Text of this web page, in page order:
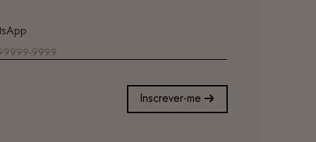
Inscrever-me